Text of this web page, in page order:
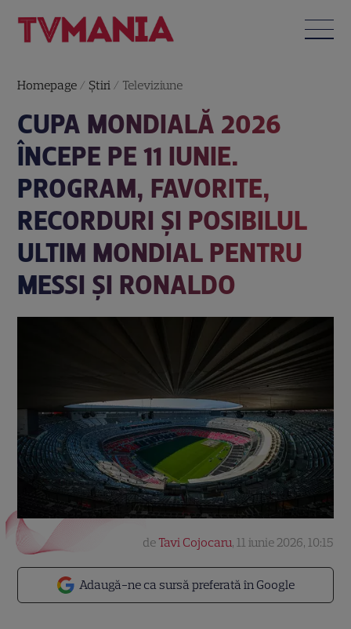
Homepage / Știri / Televiziune
CUPA MONDIALĂ 2026
ÎNCEPE PE 11 IUNIE.
PROGRAM, FAVORITE,
RECORDURI ȘI POSIBILUL
ULTIM MONDIAL PENTRU
MESSI ȘI RONALDO
Adaugă-ne ca sursă preferată în Google
deTavi Cojocaru, 11 iunie 2026, 10:15